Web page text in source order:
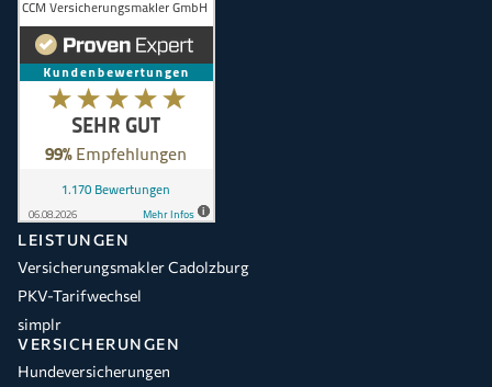
LEISTUNGEN
Versicherungsmakler Cadolzburg
PKV-Tarifwechsel
simplr
VERSICHERUNGEN
Hundeversicherungen